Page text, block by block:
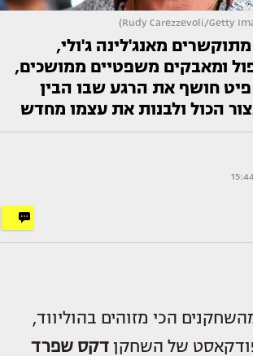
מאנג'לינה ג'ולי,
ומאבקים משפטיים ממושכים,
חושף את הרגע שבו הבין
הכול ולבנות את עצמו מחדש
מהשחקנים הכי מזוהים בהוליווד,
של השחקן דקס שפרד